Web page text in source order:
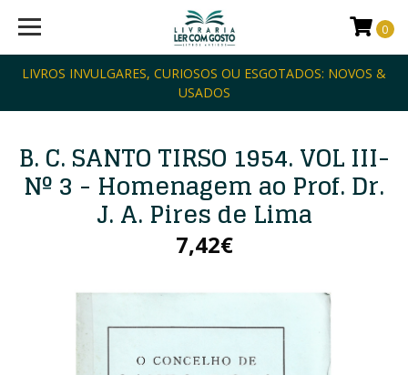
LIVROS INVULGARES, CURIOSOS OU ESGOTADOS: NOVOS &
USADOS
0
B. C. SANTO TIRSO 1954. VOL III-
Nº 3 - Homenagem ao Prof. Dr.
J. A. Pires de Lima
7,42€